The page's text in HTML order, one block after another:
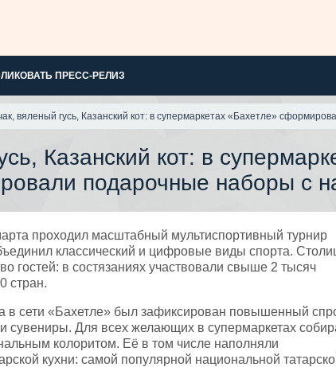
ПРЕСС-РЕЛИЗ
вяленый гусь, Казанский кот: в супермаркетах «Бахетле»
Казанский кот: в
подарочные наборы с
проходил масштабный мультиспортивный турнир
классический и цифровые виды спорта.
гостей: в состязаниях участвовали свыше 2 тысяч
стран.
в сети «Бахетле» был зафиксирован повышенный
сувениры. Для всех желающих в супермаркетах
колоритом. Её в том числе наполняли
кухни: самой популярной национальной